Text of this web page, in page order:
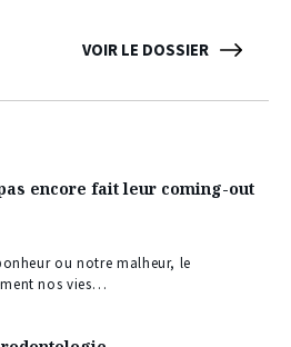
VOIR LE DOSSIER
encore fait leur coming-out
ou notre malheur, le
nos vies…